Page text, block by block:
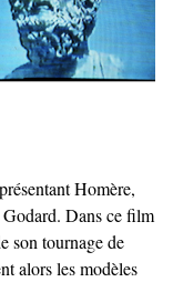
Homère,
Godard. Dans ce film
son tournage de
alors les modèles